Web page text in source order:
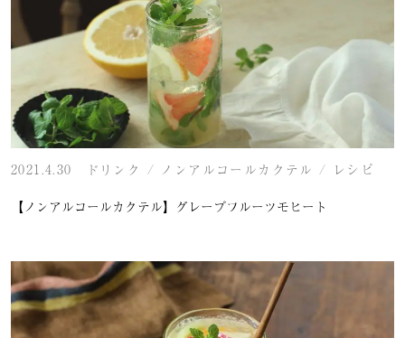
2021.4.30 ドリンク / ノンアルコールカクテル / レシピ
【ノンアルコールカクテル】グレープフルーツモヒート